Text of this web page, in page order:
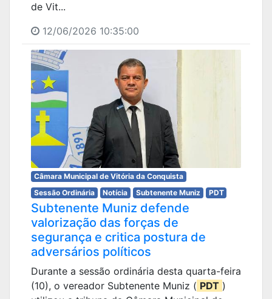
de Vit...
12/06/2026 10:35:00
Câmara Municipal de Vitória da Conquista
Sessão Ordinária
Notícia Subtenente Muniz PDT
Subtenente Muniz defende
valorização das forças de
segurança e critica postura de
adversários políticos
Durante a sessão ordinária desta quarta-feira
(10), o vereador Subtenente Muniz ( PDT )